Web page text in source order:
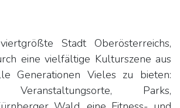
Stadt Oberösterreichs,
eine vielfältige Kulturszene aus
Generationen Vieles zu bieten:
Veranstaltungsorte, Parks,